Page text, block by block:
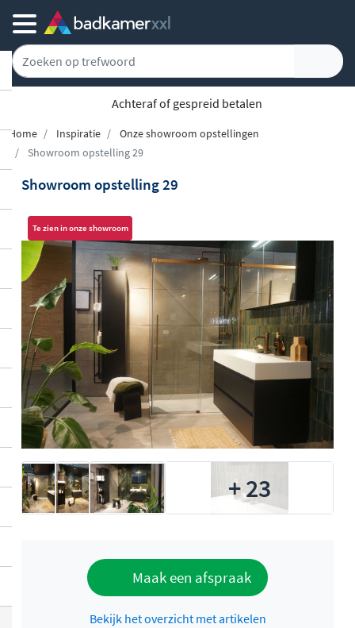
Achteraf of gespreid betalen
Home Inspiratie
Onze showroom opstellingen
Showroom opstelling 29
Showroom opstelling 29
Te zien in onze showroom
+ 23
Maak een afspraak
Bekijk het overzicht met artikelen